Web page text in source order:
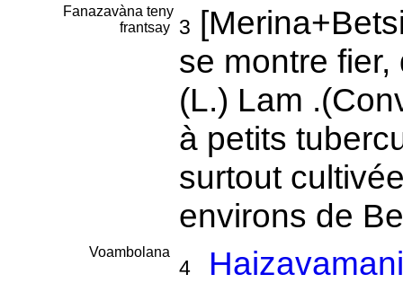
Fanazavàna teny
frantsay
3
se montre
(L.) Lam
à petits
surtout
environs de
Voambolana
4